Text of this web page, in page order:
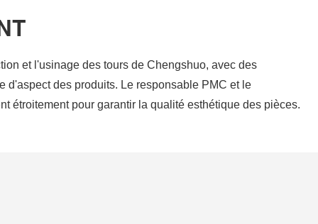
et l'usinage des tours de Chengshuo, avec des
d'aspect des produits. Le responsable PMC et le
étroitement pour garantir la qualité esthétique des pièces.